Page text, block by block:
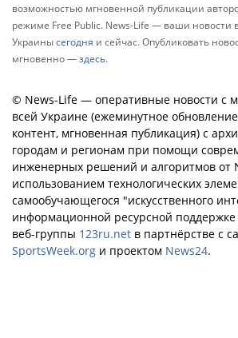
возможностью мгновенной публикации
режиме Free Public. News-Life — ваши новости
Украинысегодня и сейчас. Опубликовать
мгновенно —здесь.
© News-Life — оперативные новости с
всей Украине (ежеминутное
контент, мгновенная публикация) с
городам и регионам при помощи
инженерных решений и алгоритмов от
использованием технологических
самообучающегося "искусственного
информационной ресурсной
веб-группы 123ru.net в партнёрстве с
SportsWeek.org и проектом News24.